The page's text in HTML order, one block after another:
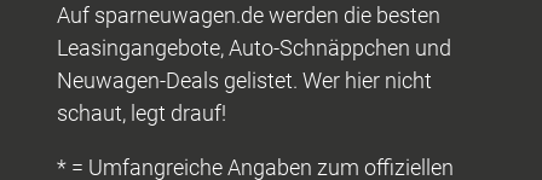
Auf sparneuwagen.de werden die besten
Leasingangebote, Auto-Schnäppchen und
Neuwagen-Deals gelistet. Wer hier nicht
schaut, legt drauf!
* = Umfangreiche Angaben zum offiziellen